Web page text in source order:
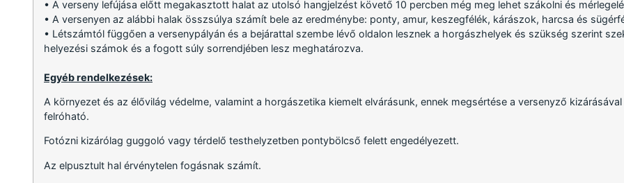
• A verseny lefújása előtt megakasztott halat az utolsó hangjelzést követő 10 percben még meg lehet szákolni és
• A versenyen az alábbi halak összsúlya számít bele az eredménybe: ponty, amur, keszegfélék, kárászok, harcsa és
• Létszámtól függően a versenypályán és a bejárattal szembe lévő oldalon lesznek a horgászhelyek és szükség szerint
helyezési számok és a fogott súly sorrendjében lesz meghatározva.
Egyéb rendelkezések:
A környezet és az élővilág védelme, valamint a horgászetika kiemelt elvárásunk, ennek megsértése a versenyző
felróható.
Fotózni kizárólag guggoló vagy térdelő testhelyzetben pontybölcső felett engedélyezett.
Az elpusztult hal érvénytelen fogásnak számít.